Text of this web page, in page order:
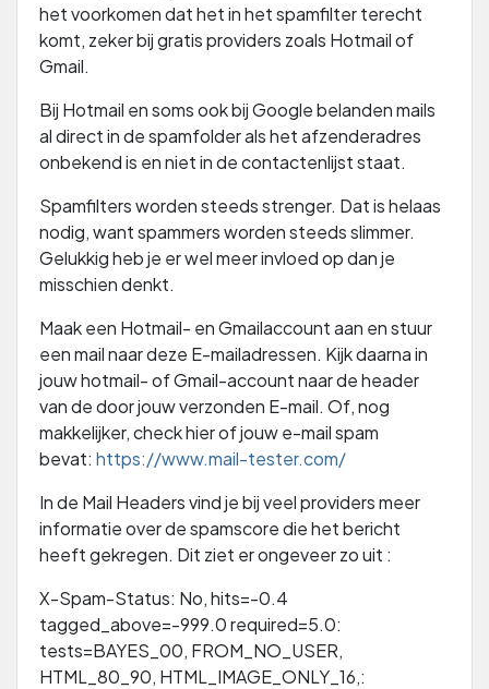
het voorkomen dat het in het spamfilter terecht
komt, zeker bij gratis providers zoals Hotmail of
Gmail.
Bij Hotmail en soms ook bij Google belanden mails
al direct in de spamfolder als het afzenderadres
onbekend is en niet in de contactenlijst staat.
Spamfilters worden steeds strenger. Dat is helaas
nodig, want spammers worden steeds slimmer.
Gelukkig heb je er wel meer invloed op dan je
misschien denkt.
Maak een Hotmail- en Gmailaccount aan en stuur
een mail naar deze E-mailadressen. Kijk daarna in
jouw hotmail- of Gmail-account naar de header
van de door jouw verzonden E-mail. Of, nog
makkelijker, check hier of jouw e-mail spam
bevat: https://www.mail-tester.com/
In de Mail Headers vind je bij veel providers meer
informatie over de spamscore die het bericht
heeft gekregen. Dit ziet er ongeveer zo uit :
X-Spam-Status: No, hits=-0.4
tagged_above=-999.0 required=5.0:
tests=BAYES_00, FROM_NO_USER,
HTML_80_90, HTML_IMAGE_ONLY_16,: